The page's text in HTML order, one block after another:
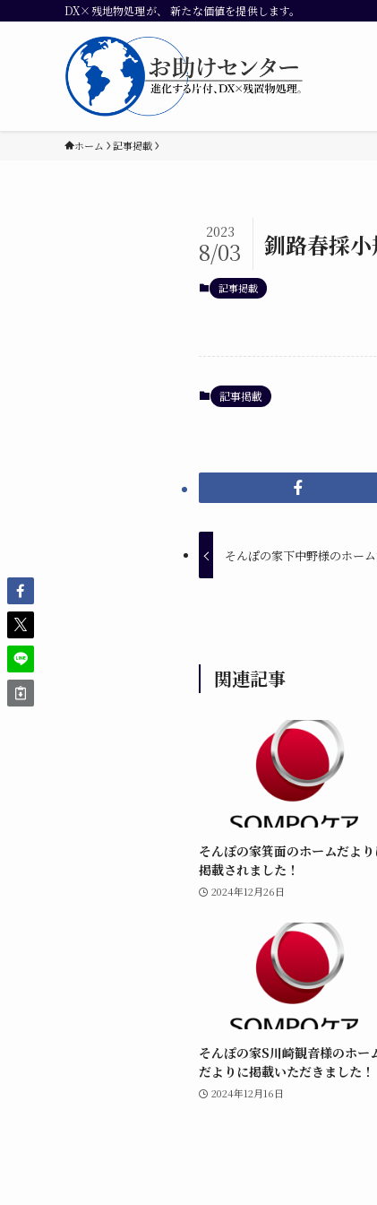
DX×残地物処理が、 新たな価値を提供します。
ホーム 記事掲載
釧路春採
2023
8/03
記事掲載
記事掲載
そんぽの家下中野様のホー
関連記事
そんぽの家箕面のホームだより
掲載されました！
2024年12月26日
そんぽの家S川崎観音様のホー
だよりに掲載いただきました！
2024年12月16日